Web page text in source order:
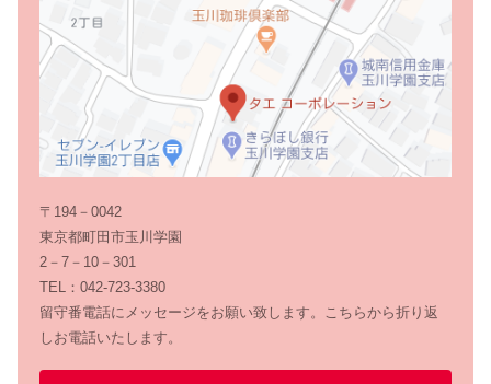
〒194－0042
東京都町田市玉川学園
2－7－10－301
TEL：042-723-3380
留守番電話にメッセージをお願い致します。こちらから折り返
しお電話いたします。